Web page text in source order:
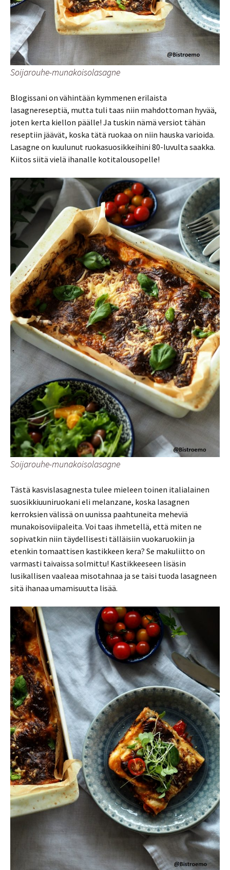
Soijarouhe-munakoisolasagne
Blogissani on vähintään kymmenen erilaista
lasagnereseptiä, mutta tuli taas niin mahdottoman hyvää,
joten kerta kiellon päälle! Ja tuskin nämä versiot tähän
reseptiin jäävät, koska tätä ruokaa on niin hauska varioida.
Lasagne on kuulunut ruokasuosikkeihini 80-luvulta saakka.
Kiitos siitä vielä ihanalle kotitalousopelle!
Soijarouhe-munakoisolasagne
Tästä kasvislasagnesta tulee mieleen toinen italialainen
suosikkiuuniruokani eli melanzane, koska lasagnen
kerroksien välissä on uunissa paahtuneita meheviä
munakoisoviipaleita. Voi taas ihmetellä, että miten ne
sopivatkin niin täydellisesti tälläisiin vuokaruokiin ja
etenkin tomaattisen kastikkeen kera? Se makuliitto on
varmasti taivaissa solmittu! Kastikkeeseen lisäsin
lusikallisen vaaleaa misotahnaa ja se taisi tuoda lasagneen
sitä ihanaa umamisuutta lisää.